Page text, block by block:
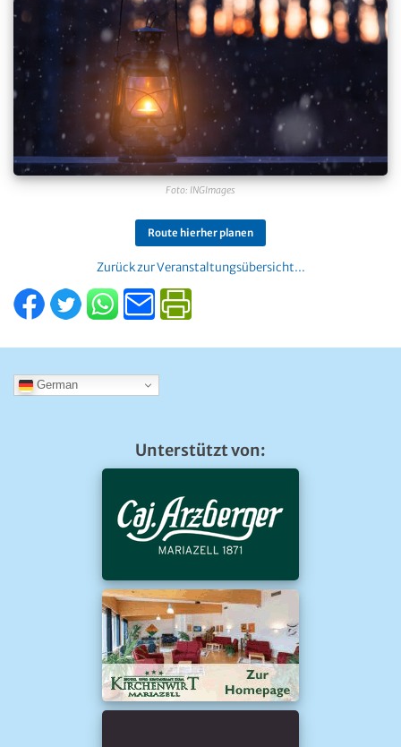
Foto: INGImages
Route hierher planen
Zurück zur Veranstaltungsübersicht...
German
Unterstützt von: